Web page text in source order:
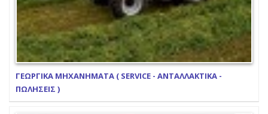
ΓΕΩΡΓΙΚΑ ΜΗΧΑΝΗΜΑΤΑ ( SERVICE - ΑΝΤΑΛΛΑΚΤΙΚΑ -
ΠΩΛΗΣΕΙΣ )